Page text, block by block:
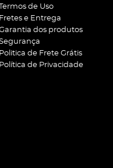
de Uso
Fretes e Entrega
dos produtos
Politica de Frete Grátis
Política de Privacidade